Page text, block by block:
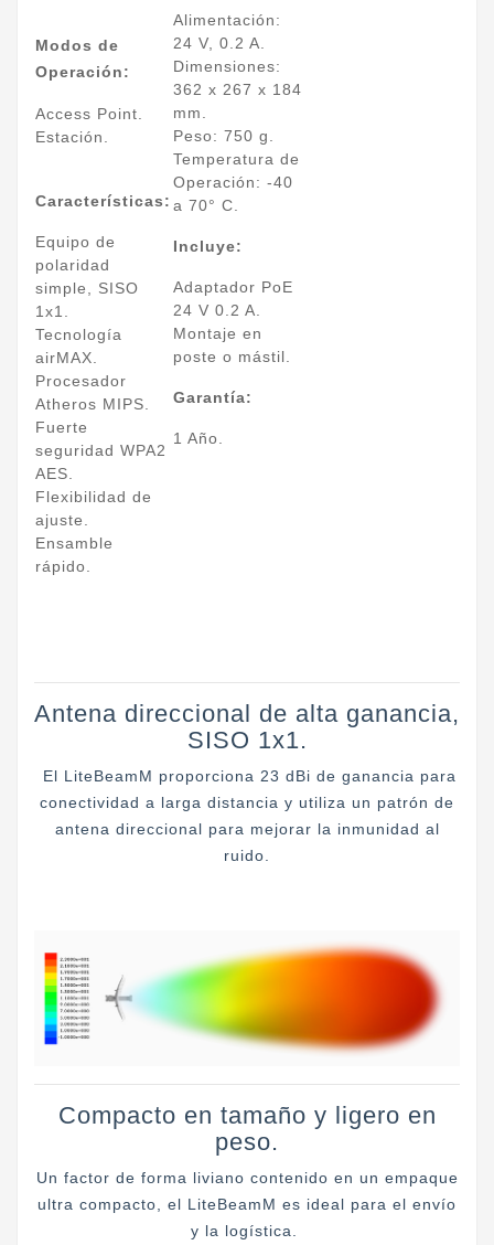
Modos de
Operación:
Access Point.
Estación.
Características:
Equipo de
polaridad
simple, SISO
1x1.
Tecnología
airMAX.
Procesador
Atheros MIPS.
Fuerte
seguridad WPA2
AES.
Flexibilidad de
ajuste.
Ensamble
rápido.
Alimentación:
24 V, 0.2 A.
Dimensiones:
362 x 267 x 184
mm.
Peso: 750 g.
Temperatura de
Operación: -40
a 70° C.
Incluye:
Adaptador PoE
24 V 0.2 A.
Montaje en
poste o mástil.
Garantía:
1 Año.
Antena direccional de alta ganancia,
SISO 1x1.
El LiteBeamM proporciona 23 dBi de ganancia para
conectividad a larga distancia y utiliza un patrón de
antena direccional para mejorar la inmunidad al
ruido.
Compacto en tamaño y ligero en
peso.
Un factor de forma liviano contenido en un empaque
ultra compacto, el LiteBeamM es ideal para el envío
y la logística.